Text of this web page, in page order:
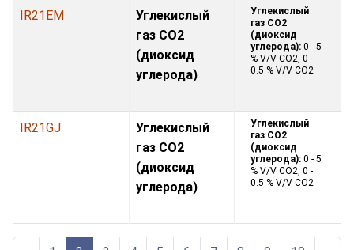
IR21EM
Углекислый
газ CO2
(диоксид
углерода)
Углекислый
газ CO2
(диоксид
углерода): 0 - 5
% V/V CO2, 0 -
0.5 % V/V CO2
IR21GJ
Углекислый
газ CO2
(диоксид
углерода)
Углекислый
газ CO2
(диоксид
углерода): 0 - 5
% V/V CO2, 0 -
0.5 % V/V CO2